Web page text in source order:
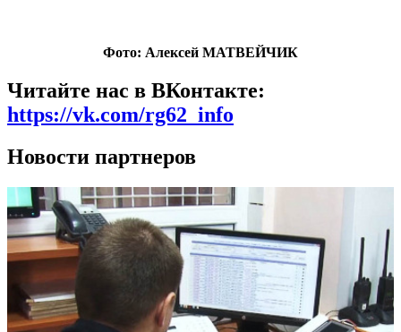
Фото: Алексей МАТВЕЙЧИК
Читайте нас в ВКонтакте:
https://vk.com/rg62_info
Новости партнеров